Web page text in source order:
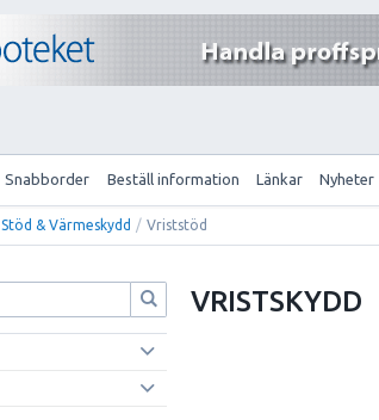
Snabborder Beställ information Länkar Nyheter
& Värmeskydd / Vriststöd
VRISTSKYDD